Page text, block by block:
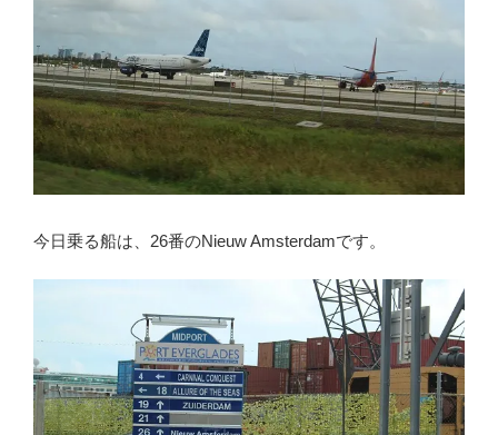
今日乗る船は、26番のNieuw Amsterdamです。